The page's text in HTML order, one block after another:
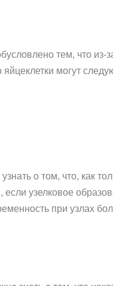
тем, что из-
яйцеклетки могут
о том, что, как
если узелковое
при узлах